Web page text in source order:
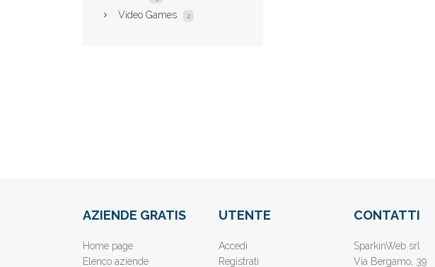
Video Games 2
AZIENDE GRATIS
Home page
Elenco aziende
UTENTE
Accedi
Registrati
CONTATTI
SparkinWeb srl
Via Bergamo, 39